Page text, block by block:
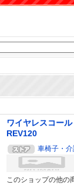
ワイヤレスコー
REV120
車椅子・
このショップの他の